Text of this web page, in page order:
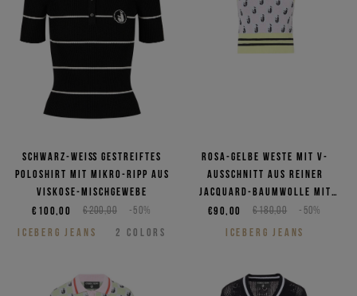
Schwarz-weiß gestreiftes
Poloshirt mit Mikro-Ripp aus
Viskose-Mischgewebe
€200,00 -50%
€100,00
ICEBERG JEANS
2 COLORS
Rosa-gelbe Weste mit V-
Ausschnitt aus reiner
Jacquard-Baumwolle mit
Schachbrettmuster
€180,00 -50%
€90,00
ICEBERG JEANS